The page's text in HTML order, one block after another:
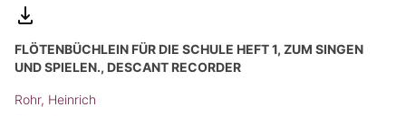
FLÖTENBÜCHLEIN FÜR DIE SCHULE HEFT 1, ZUM SINGEN
UND SPIELEN., DESCANT RECORDER
Rohr, Heinrich